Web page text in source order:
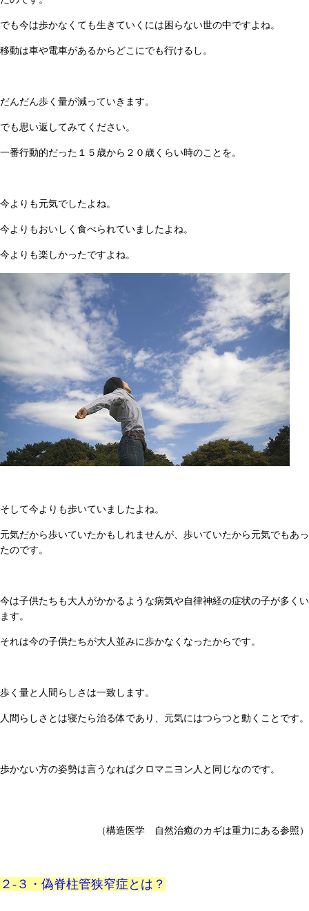
でも今は歩かなくても生きていくには困らない世の中ですよね。
移動は車や電車があるからどこにでも行けるし。
だんだん歩く量が減っていきます。
でも思い返してみてください。
一番行動的だった１５歳から２０歳くらい時のことを。
今よりも元気でしたよね。
今よりもおいしく食べられていましたよね。
今よりも楽しかったですよね。
そして今よりも歩いていましたよね。
元気だから歩いていたかもしれませんが、歩いていたから元気でもあっ
たのです。
今は子供たちも大人がかかるような病気や自律神経の症状の子が多くい
ます。
それは今の子供たちが大人並みに歩かなくなったからです。
歩く量と人間らしさは一致します。
人間らしさとは寝たら治る体であり、元気にはつらつと動くことです。
歩かない方の姿勢は言うなればクロマニヨン人と同じなのです。
（構造医学 自然治癒のカギは重力にある参照）
２-３・偽脊柱管狭窄症とは？